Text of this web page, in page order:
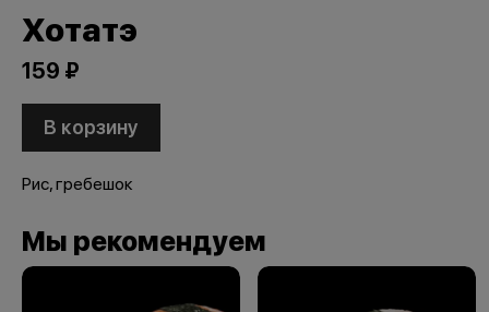
Хотатэ
159 ₽
В корзину
Рис, гребешок
Мы рекомендуем